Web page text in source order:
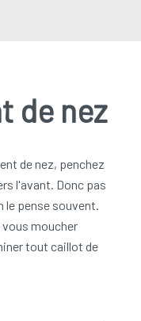
de nez
de nez, penchez
l'avant. Donc pas
le pense souvent.
moucher
tout caillot de